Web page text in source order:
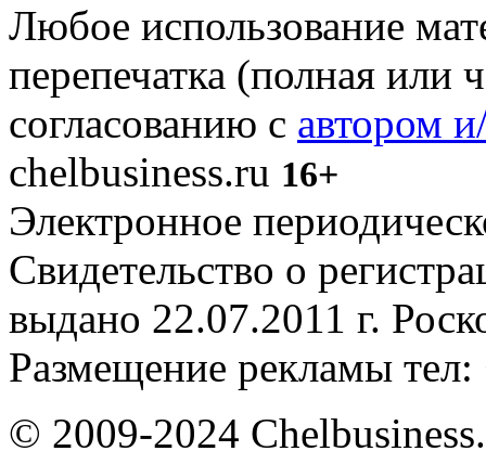
Любое использование
перепечатка (полная или
согласованию с автором
chelbusiness.ru 16+
Электронное
Свидетельство о
выдано 22.07.2011 г.
Размещение рекламы
© 2009-2024